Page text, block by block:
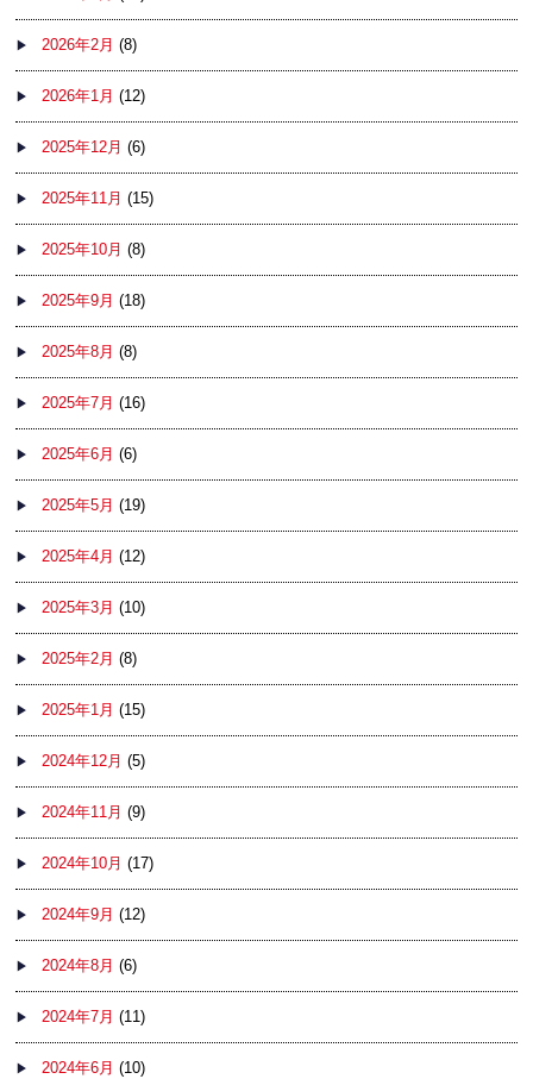
2026年2月 (8)
2026年1月 (12)
2025年12月 (6)
2025年11月 (15)
2025年10月 (8)
2025年9月 (18)
2025年8月 (8)
2025年7月 (16)
2025年6月 (6)
2025年5月 (19)
2025年4月 (12)
2025年3月 (10)
2025年2月 (8)
2025年1月 (15)
2024年12月 (5)
2024年11月 (9)
2024年10月 (17)
2024年9月 (12)
2024年8月 (6)
2024年7月 (11)
2024年6月 (10)